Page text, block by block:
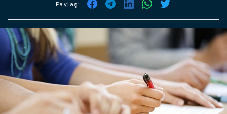
Paylaş: